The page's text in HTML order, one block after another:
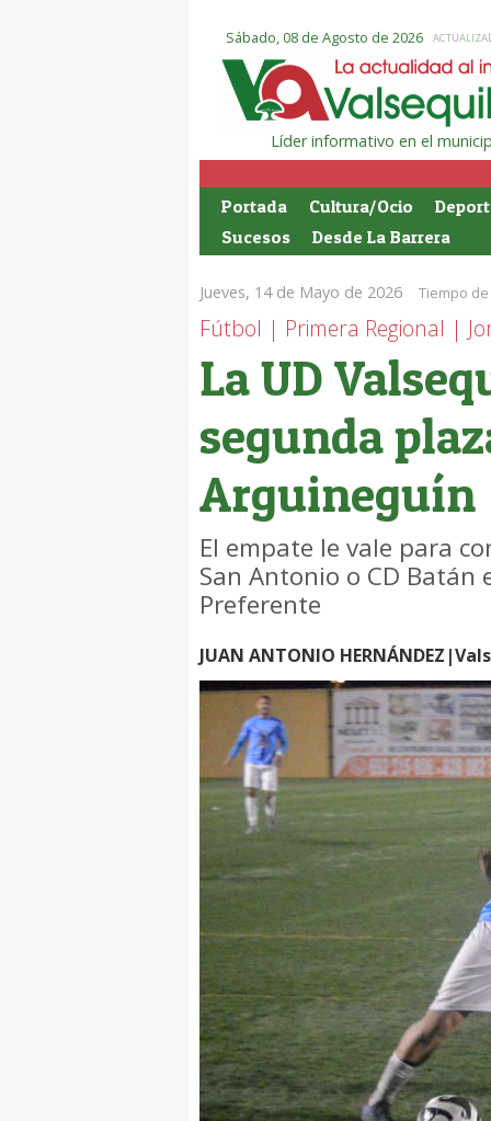
Sábado, 08 de Agosto de 2026
Líder informativo en el
Portada Cultura/Ocio
Sucesos
Desde La Barrera
Jueves, 14 de Mayo de 2026 Tiempo
Fútbol | Primera Regional |
La UD
segunda
Arguineguín
El empate le vale para
San Antonio o CD Batán
Preferente
JUAN ANTONIO